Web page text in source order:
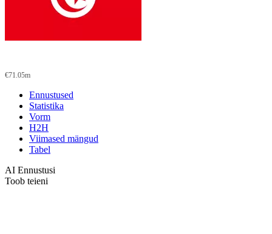
€71.05m
Ennustused
Statistika
Vorm
H2H
Viimased mängud
Tabel
AI Ennustusi
Toob teieni